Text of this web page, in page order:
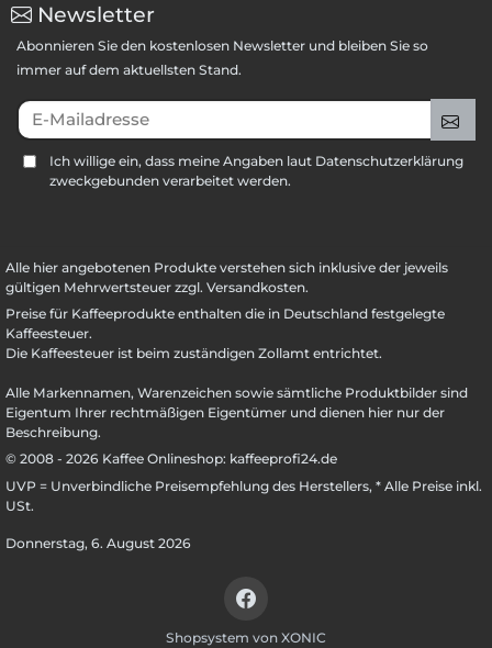
Newsletter
Abonnieren Sie den kostenlosen Newsletter und bleiben Sie so
immer auf dem aktuellsten Stand.
E-Mailadresse
Ich willige ein, dass meine Angaben laut Datenschutzerklärung
zweckgebunden verarbeitet werden.
Alle hier angebotenen Produkte verstehen sich inklusive der jeweils
gültigen Mehrwertsteuer zzgl. Versandkosten.
Preise für Kaffeeprodukte enthalten die in Deutschland festgelegte
Kaffeesteuer.
Die Kaffeesteuer ist beim zuständigen Zollamt entrichtet.
Alle Markennamen, Warenzeichen sowie sämtliche Produktbilder sind
Eigentum Ihrer rechtmäßigen Eigentümer und dienen hier nur der
Beschreibung.
© 2008 - 2026 Kaffee Onlineshop: kaffeeprofi24.de
UVP = Unverbindliche Preisempfehlung des Herstellers, * Alle Preise inkl.
USt.
Donnerstag, 6. August 2026
Facebook
Shopsystem von XONIC